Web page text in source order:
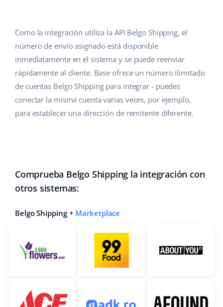
.
Como la integración utiliza la API Belgo Shipping, el
número de envío asignado está disponible
inmediatamente en el sistema y se puede reenviar
rápidamente al cliente. Base ofrece un número ilimitado
de cuentas Belgo Shipping para integrar - puedes
conectar la misma cuenta varias veces, por ejemplo,
para establecer una dirección de remitente diferente.
Comprueba Belgo Shipping la integración con
otros sistemas:
Belgo Shipping + Marketplace